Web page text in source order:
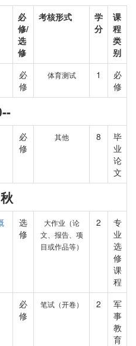
必
修/
选
修
考核形式
学
分
课
程
类
别
必
修
体育测试 1
必
修
必
修
其他 8
毕
业
论
文
选
修
大作业（论
文、报告、项
目或作品等）
2
专
业
选
修
课
程
必
修
笔试（开卷） 2
军
事
教
育